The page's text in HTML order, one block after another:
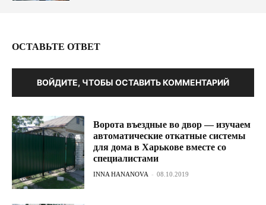
ОСТАВЬТЕ ОТВЕТ
ВОЙДИТЕ, ЧТОБЫ ОСТАВИТЬ КОММЕНТАРИЙ
Ворота въездные во двор — изучаем
автоматические откатные системы
для дома в Харькове вместе со
специалистами
INNA HANANOVA - 08.10.2019